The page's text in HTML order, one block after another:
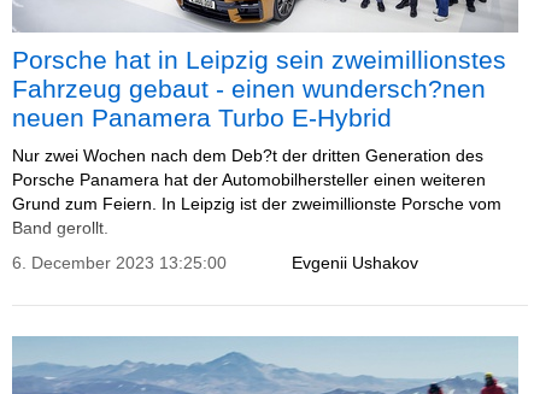
Porsche hat in Leipzig sein zweimillionstes
Fahrzeug gebaut - einen wundersch?nen
neuen Panamera Turbo E-Hybrid
Nur zwei Wochen nach dem Deb?t der dritten Generation des
Porsche Panamera hat der Automobilhersteller einen weiteren
Grund zum Feiern. In Leipzig ist der zweimillionste Porsche vom
Band gerollt.
Evgenii Ushakov
6. December 2023 13:25:00